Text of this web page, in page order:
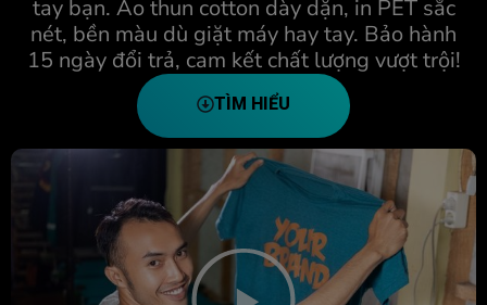
tay bạn. Áo thun cotton dày dặn, in PET sắc
nét, bền màu dù giặt máy hay tay. Bảo hành
15 ngày đổi trả, cam kết chất lượng vượt trội!
TÌM HIỂU